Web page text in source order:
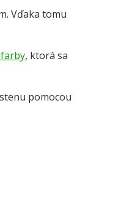
Vďaka tomu
, ktorá sa
pomocou